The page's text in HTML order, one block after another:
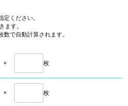
定ください。
ます。
で自動計算されます。
× 枚
× 枚